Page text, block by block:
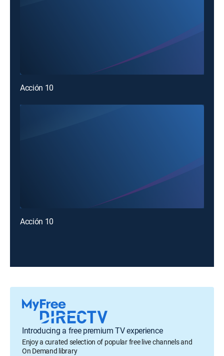
Acción 10
Acción 10
Introducing a free premium TV experience
Enjoy a curated selection of popular free live channels and
On Demand library